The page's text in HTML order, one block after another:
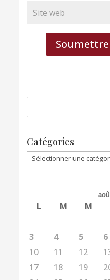
Catégories
Catégories
L M M
3
4 5 6
10
11 12
17
18 19